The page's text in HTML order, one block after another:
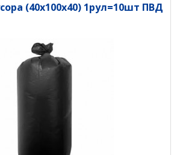
(40х100х40) 1рул=10шт ПВД